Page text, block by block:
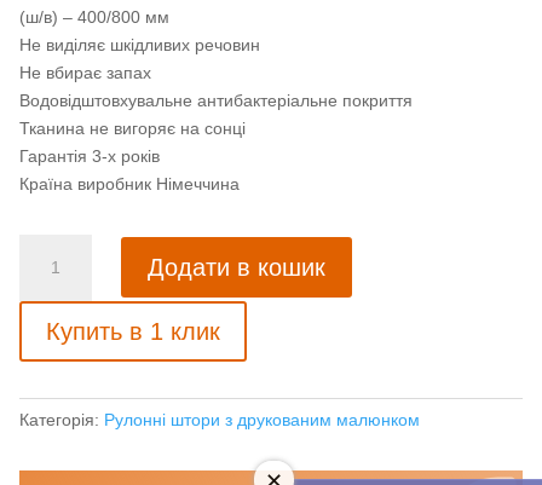
(ш/в) – 400/800 мм
Не виділяє шкідливих речовин
Не вбирає запах
Водовідштовхувальне антибактеріальне покриття
Тканина не вигоряє на сонці
Гарантія 3-х років
Країна виробник Німеччина
штора
Інжир
бежевий
кількість
Додати в кошик
Купить в 1 клик
Категорія: Рулонні штори з друкованим малюнком